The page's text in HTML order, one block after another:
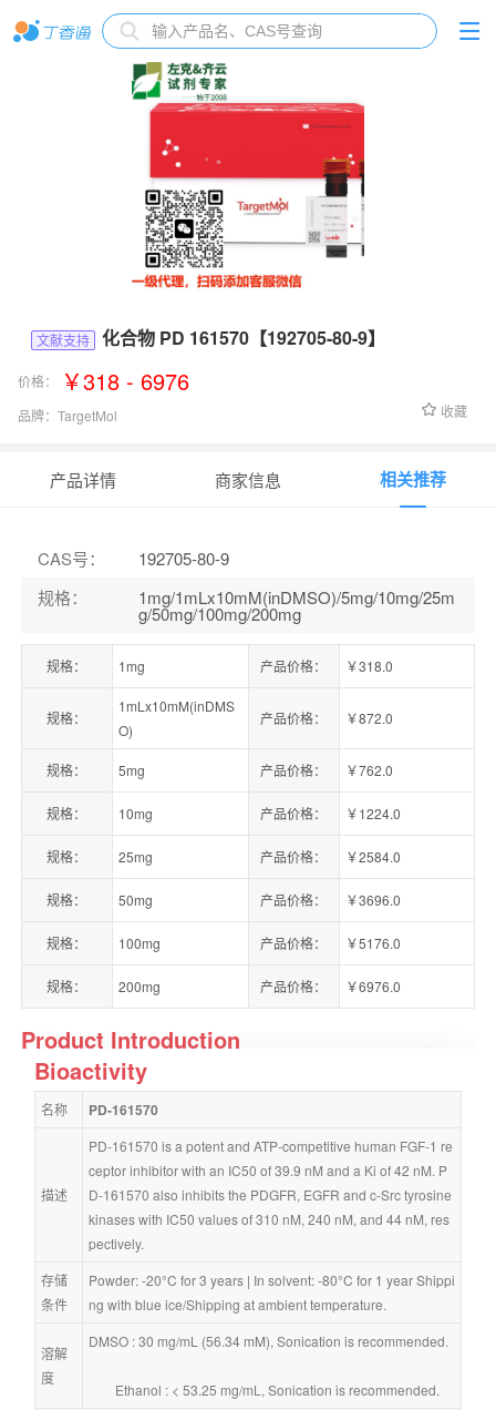
文献支持 化合物 PD 161570【192705-80-9】
价格： ￥318 - 6976
品牌： TargetMol 收藏
产品详情 商家信息 相关推荐
CAS号：
192705-80-9
规格： 1mg/1mLx10mM(inDMSO)/5mg/10mg/25m
g/50mg/100mg/200mg
规格： 1mg 产品价格： ￥318.0
规格：
1mLx10mM(inDMS
O)
产品价格： ￥872.0
规格： 5mg 产品价格： ￥762.0
规格： 10mg 产品价格： ￥1224.0
规格： 25mg 产品价格： ￥2584.0
规格： 50mg 产品价格： ￥3696.0
规格： 100mg 产品价格： ￥5176.0
规格： 200mg 产品价格： ￥6976.0
Product Introduction
Bioactivity
名称 PD-161570
描述
PD-161570 is a potent and ATP-competitive human FGF-1 re
ceptor inhibitor with an IC50 of 39.9 nM and a Ki of 42 nM. P
D-161570 also inhibits the PDGFR, EGFR and c-Src tyrosine
kinases with IC50 values of 310 nM, 240 nM, and 44 nM, res
pectively.
存储
条件
Powder: -20°C for 3 years | In solvent: -80°C for 1 year Shippi
ng with blue ice/Shipping at ambient temperature.
溶解
度
DMSO : 30 mg/mL (56.34 mM), Sonication is recommended.
        Ethanol : < 53.25 mg/mL, Sonication is recommended.